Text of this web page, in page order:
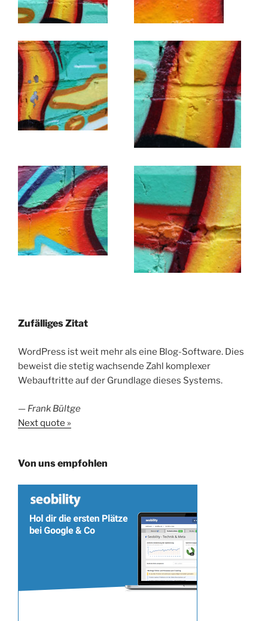
Zufälliges Zitat
WordPress ist weit mehr als eine Blog-Software. Dies
beweist die stetig wachsende Zahl komplexer
Webauftritte auf der Grundlage dieses Systems.
— Frank Bültge
Next quote »
Von uns empfohlen